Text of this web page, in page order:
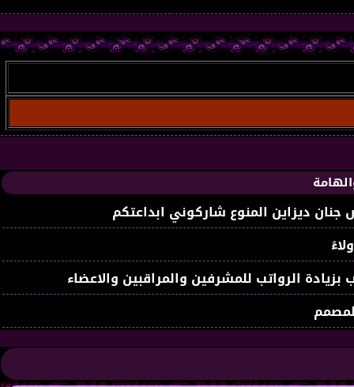
ديزاين المنوع شاركوني ابداعتكم
بزيادة الرواتب للمشرفين والمراقبين والاعضاء